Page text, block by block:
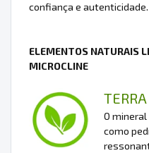
confiança e autenticidade.
ELEMENTOS NATURAIS
MICROCLINE
TERRA
O
como